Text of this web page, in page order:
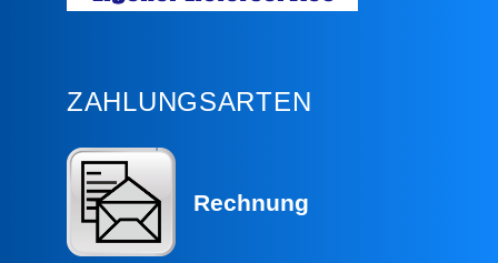
ZAHLUNGSARTEN
Rechnung